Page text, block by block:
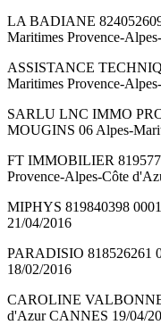
LA BADIANE 824052609
Maritimes Provence-
ASSISTANCE
Maritimes Provence-
SARLU LNC IMMO
MOUGINS 06 Alpes-
FT IMMOBILIER
Provence-Alpes-Côte
MIPHYS 819840398
21/04/2016
PARADISIO 818526261
18/02/2016
CAROLINE VALBONNE
d'Azur CANNES 19/04/